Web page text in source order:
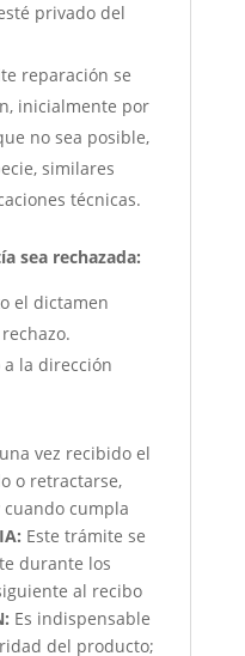
privado del
reparación se
inicialmente por
no sea posible,
similares
técnicas.
sea rechazada:
el dictamen
la dirección
vez recibido el
o retractarse,
cumpla
Este trámite se
durante los
al recibo
: Es indispensable
del producto;